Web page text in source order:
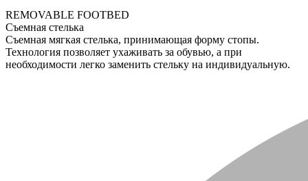
REMOVABLE FOOTBED
Съемная стелька
Съемная мягкая стелька, принимающая форму стопы.
Технология позволяет ухаживать за обувью, а при
необходимости легко заменить стельку на индивидуальную.